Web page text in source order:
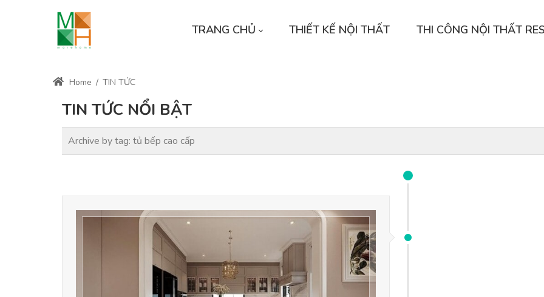
TRANG CHỦ THIẾT KẾ NỘI THẤT THI CÔNG NỘI THẤT
Home / TIN TỨC
TIN TỨC NỔI BẬT
Archive by tag: tủ bếp cao cấp